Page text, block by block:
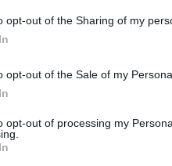
opt-out of the Sharing of my
opt-out of the Sale of my
opt-out of processing my
The Voice
Chi la